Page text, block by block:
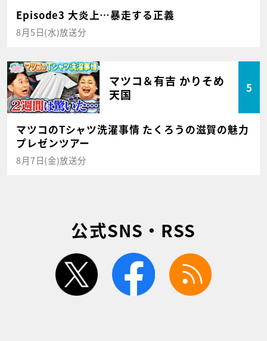
Episode3 大炎上…暴走する正義
8月5日(水)放送分
マツコ＆有吉 かりそめ
天国
5
マツコのTシャツ洗濯事情 たくろうの滋賀の魅力
プレゼンツアー
8月7日(金)放送分
公式SNS・RSS
twitter facebook